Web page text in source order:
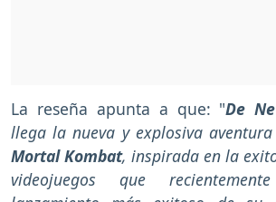
La reseña apunta a que: "De
llega la nueva y explosiva
Mortal Kombat, inspirada en la
videojuegos que